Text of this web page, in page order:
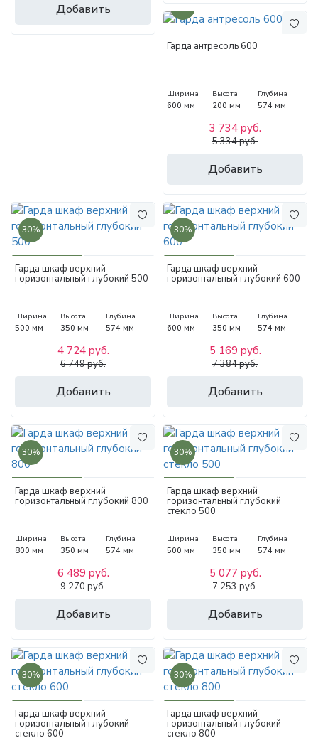
Добавить
Гарда антресоль 600
Ширина
600 мм
Высота
200 мм
Глубина
574 мм
Добавить
3 734 руб.
5 334 руб.
30%
Гарда шкаф верхний
горизонтальный глубокий 500
Ширина
500 мм
Высота
350 мм
Глубина
574 мм
Добавить
4 724 руб.
6 749 руб.
30%
Гарда шкаф верхний
горизонтальный глубокий 600
Ширина
600 мм
Высота
350 мм
Глубина
574 мм
Добавить
5 169 руб.
7 384 руб.
30%
Гарда шкаф верхний
горизонтальный глубокий 800
Ширина
800 мм
Высота
350 мм
Глубина
574 мм
Добавить
6 489 руб.
9 270 руб.
30%
Гарда шкаф верхний
горизонтальный глубокий
стекло 500
Ширина
500 мм
Высота
350 мм
Глубина
574 мм
Добавить
5 077 руб.
7 253 руб.
30%
Гарда шкаф верхний
горизонтальный глубокий
стекло 600
30%
Гарда шкаф верхний
горизонтальный глубокий
стекло 800